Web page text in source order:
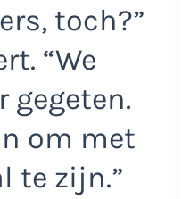
toch?”
“We
gegeten.
om met
te zijn.”